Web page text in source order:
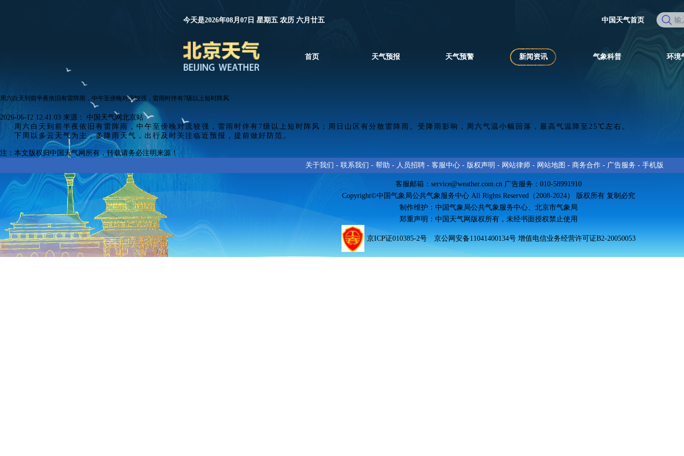
今天是2026年08月07日 星期五 农历 六月廿五 中国天气首页
首页 天气预报 天气预警 新闻资讯 气象科普 环境
周六白天到前半夜依旧有雷阵雨，中午至傍晚对流较强，雷雨时伴有7级以上短时阵风
2026-06-12 12:41:03 来源： 中国天气网北京站
周六白天到前半夜依旧有雷阵雨，中午至傍晚对流较强，雷雨时伴有7级以上短时阵风； 周日山区有分散雷阵雨。 受降雨影响，周六气温小幅回落，最高气温降至25℃左右。
下周以多云天气为主，多降雨天气， 出行 及时关注临近预报，提前做好防范。
注：本文版权归中国天气网所有，转载请务必注明来源！
关于我们 - 联系我们 - 帮助 - 人员招聘 - 客服中心 - 版权声明 - 网站律师 - 网站地图 - 商务合作 - 广告服务 - 手机版
客服邮箱： service@weather.com.cn 广告服务：010-58991910
Copyright©中国气象局公共气象服务中心 All Rights Reserved（2008-2024） 版权所有 复制必究
制作维护：中国气象局公共气象服务中心、北京市气象局
郑重声明：中国天气网 版权所有 ，未经书面授权禁止使用
京ICP证010385-2号 京公网安备11041400134号 增值电信业务经营许可证B2-20050053